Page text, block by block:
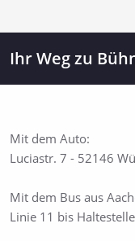
Ihr Weg zu
Mit dem Auto:
Luciastr. 7 - 52146
Mit dem Bus aus
Linie 11 bis